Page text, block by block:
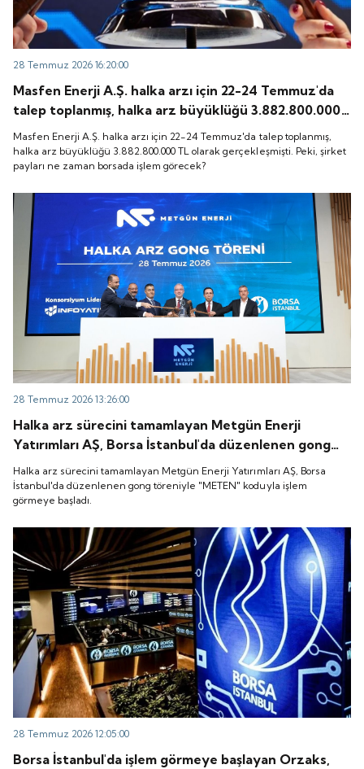
28 Temmuz 2026 16:20:00
Masfen Enerji A.Ş. halka arzı için 22-24 Temmuz'da
talep toplanmış, halka arz büyüklüğü 3.882.800.000
TL olarak gerçekleşmişti. Peki, şirket payları ne
zaman borsada işlem görecek?
Masfen Enerji A.Ş. halka arzı için 22-24 Temmuz'da talep toplanmış,
halka arz büyüklüğü 3.882.800.000 TL olarak gerçekleşmişti. Peki, şirket
payları ne zaman borsada işlem görecek?
28 Temmuz 2026 13:26:00
Halka arz sürecini tamamlayan Metgün Enerji
Yatırımları AŞ, Borsa İstanbul'da düzenlenen gong
töreniyle "METEN" koduyla işlem görmeye başladı.
Halka arz sürecini tamamlayan Metgün Enerji Yatırımları AŞ, Borsa
İstanbul'da düzenlenen gong töreniyle "METEN" koduyla işlem
görmeye başladı.
28 Temmuz 2026 12:05:00
Borsa İstanbul'da işlem görmeye başlayan Orzaks,